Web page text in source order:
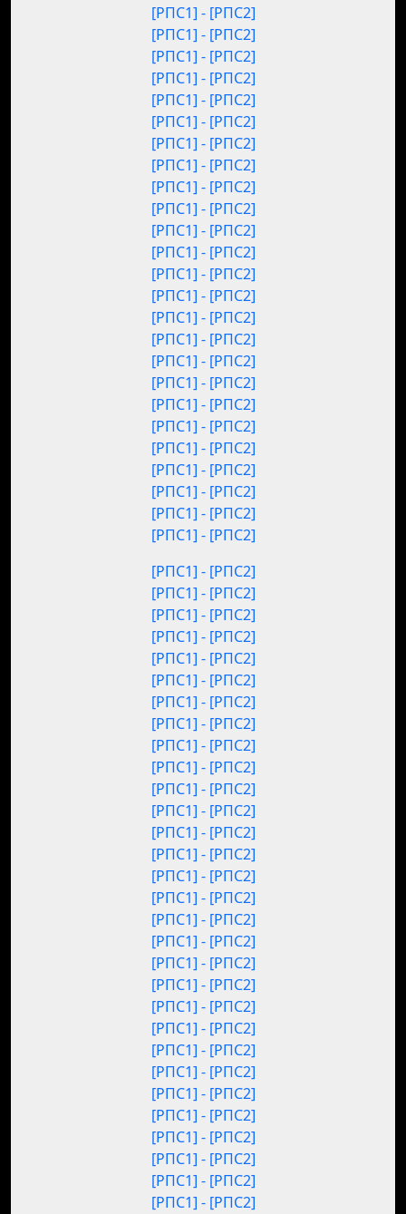
[РПС1] - [РПС2]
[РПС1] - [РПС2]
[РПС1] - [РПС2]
[РПС1] - [РПС2]
[РПС1] - [РПС2]
[РПС1] - [РПС2]
[РПС1] - [РПС2]
[РПС1] - [РПС2]
[РПС1] - [РПС2]
[РПС1] - [РПС2]
[РПС1] - [РПС2]
[РПС1] - [РПС2]
[РПС1] - [РПС2]
[РПС1] - [РПС2]
[РПС1] - [РПС2]
[РПС1] - [РПС2]
[РПС1] - [РПС2]
[РПС1] - [РПС2]
[РПС1] - [РПС2]
[РПС1] - [РПС2]
[РПС1] - [РПС2]
[РПС1] - [РПС2]
[РПС1] - [РПС2]
[РПС1] - [РПС2]
[РПС1] - [РПС2]
[РПС1] - [РПС2]
[РПС1] - [РПС2]
[РПС1] - [РПС2]
[РПС1] - [РПС2]
[РПС1] - [РПС2]
[РПС1] - [РПС2]
[РПС1] - [РПС2]
[РПС1] - [РПС2]
[РПС1] - [РПС2]
[РПС1] - [РПС2]
[РПС1] - [РПС2]
[РПС1] - [РПС2]
[РПС1] - [РПС2]
[РПС1] - [РПС2]
[РПС1] - [РПС2]
[РПС1] - [РПС2]
[РПС1] - [РПС2]
[РПС1] - [РПС2]
[РПС1] - [РПС2]
[РПС1] - [РПС2]
[РПС1] - [РПС2]
[РПС1] - [РПС2]
[РПС1] - [РПС2]
[РПС1] - [РПС2]
[РПС1] - [РПС2]
[РПС1] - [РПС2]
[РПС1] - [РПС2]
[РПС1] - [РПС2]
[РПС1] - [РПС2]
[РПС1] - [РПС2]